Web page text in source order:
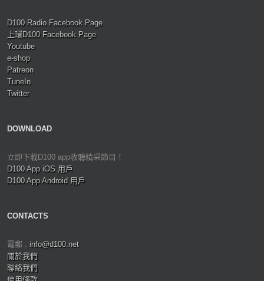
D100 Radio Facebook Page
上環D100 Facebook Page
Youtube
e-shop
Patreon
TuneIn
Twitter
DOWNLOAD
立即下載D100 app收聽精采節目！
D100 App iOS 用戶
D100 App Android 用戶
CONTACTS
電郵 : info@d100.net
關於我們
聯絡我們